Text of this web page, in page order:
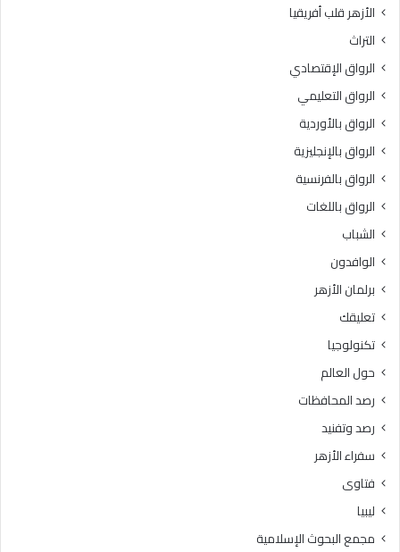
الأزهر قلب أفريقيا
التراث
الرواق الإقتصادي
الرواق التعليمي
الرواق بالأوردية
الرواق بالإنجليزية
الرواق بالفرنسية
الرواق باللغات
الشباب
الوافدون
برلمان الأزهر
تعليقك
تكنولوجيا
حول العالم
رصد المحافظات
رصد وتفنيد
سفراء الأزهر
فتاوى
ليبيا
مجمع البحوث الإسلامية